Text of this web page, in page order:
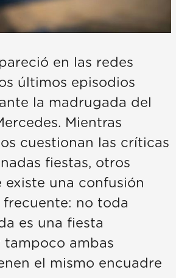
en las redes
últimos episodios
la madrugada del
Mientras
cuestionan las críticas
fiestas, otros
existe una confusión
frecuente: no toda
es una fiesta
tampoco ambas
el mismo encuadre